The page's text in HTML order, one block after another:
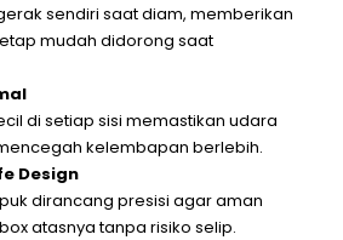
sendiri saat diam, memberikan
mudah didorong saat
di setiap sisi memastikan udara
kelembapan berlebih.
Design
dirancang presisi agar aman
atasnya tanpa risiko selip.